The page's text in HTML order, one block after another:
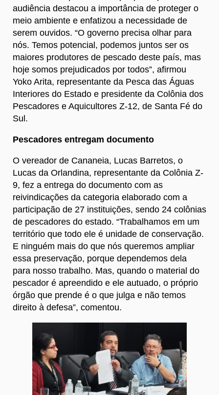
audiência destacou a importância de proteger o
meio ambiente e enfatizou a necessidade de
serem ouvidos. “O governo precisa olhar para
nós. Temos potencial, podemos juntos ser os
maiores produtores de pescado deste país, mas
hoje somos prejudicados por todos”, afirmou
Yoko Arita, representante da Pesca das Águas
Interiores do Estado e presidente da Colônia dos
Pescadores e Aquicultores Z-12, de Santa Fé do
Sul.
Pescadores entregam documento
O vereador de Cananeia, Lucas Barretos, o
Lucas da Orlandina, representante da Colônia Z-
9, fez a entrega do documento com as
reivindicações da categoria elaborado com a
participação de 27 instituições, sendo 24 colônias
de pescadores do estado. “Trabalhamos em um
território que todo ele é unidade de conservação.
E ninguém mais do que nós queremos ampliar
essa preservação, porque dependemos dela
para nosso trabalho. Mas, quando o material do
pescador é apreendido e ele autuado, o próprio
órgão que prende é o que julga e não temos
direito à defesa”, comentou.